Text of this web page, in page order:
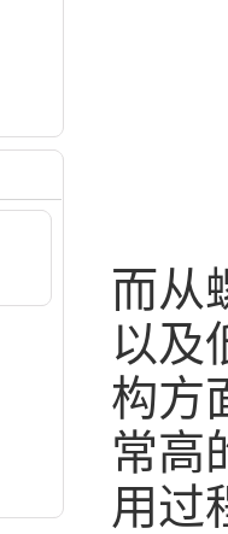
而从
以及
构方
常高
用过